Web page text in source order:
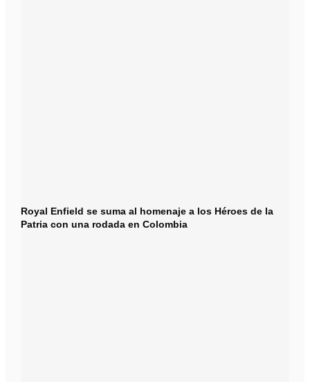
Royal Enfield se suma al homenaje a los Héroes de la
Patria con una rodada en Colombia